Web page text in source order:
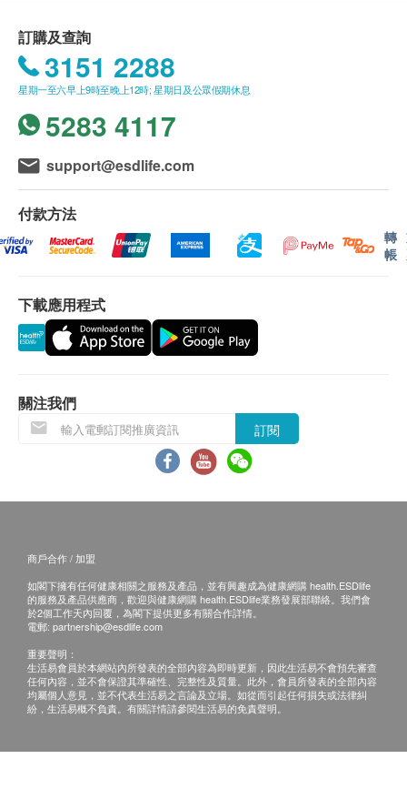
免費送貨服務（不包括需入倉等附加費）。每張訂單
賬單總額未滿HK$300需附加HK$30運費。(該費用並
不包括任何運輸附加費)。
2. 我們將於確定訂單後3-5個工作天內安排發貨。
3. 不排除運送時間會因節日而有所影響。當八號
烈風訊號懸掛或黑色暴雨警告生效時，送貨服務時間
將會延遲。
4. 所有訂單須視乎相關貨品的供應情況再作最後
確認。倘若健康網購health.ESDlife未能提供任何訂單
上的貨品，健康網購health.ESDlife有權拒絕接受該訂
排。
保證：
用期應最少有6個月或以上。
1. 當顧客收取已訂購之貨品時，有責任檢查貨品
3. 如有其他損壞或遺漏查詢，顧客必須保留有效
收據正本，並於送貨後3個工作天內按下列方式聯絡
健康網購health.ESDlife客戶服務部跟進。
電郵: support@esdlife.com / 健康網購health.ESDlife
客服熱線: (852) 3151-2288
訂購及查詢
3151 2288
星期一至六早上9時至晚上12時; 星期日及公眾假期休息
5283 4117
support@esdlife.com
付款方法
轉
帳
下載應用程式
關注我們
訂閱
商戶合作 / 加盟
如閣下擁有任何健康相關之服務及產品，並有興趣成為健康網購 health.ESDlife
的服務及產品供應商，歡迎與健康網購 health.ESDlife業務發展部聯絡。我們會
於2個工作天內回覆，為閣下提供更多有關合作詳情。
電郵: partnership@esdlife.com
重要聲明：
生活易會員於本網站內所發表的全部內容為即時更新，因此生活易不會預先審查
任何內容，並不會保證其準確性、完整性及質量。此外，會員所發表的全部內容
均屬個人意見，並不代表生活易之言論及立場。如從而引起任何損失或法律糾
紛，生活易概不負責。有關詳情請參閱生活易的免責聲明。